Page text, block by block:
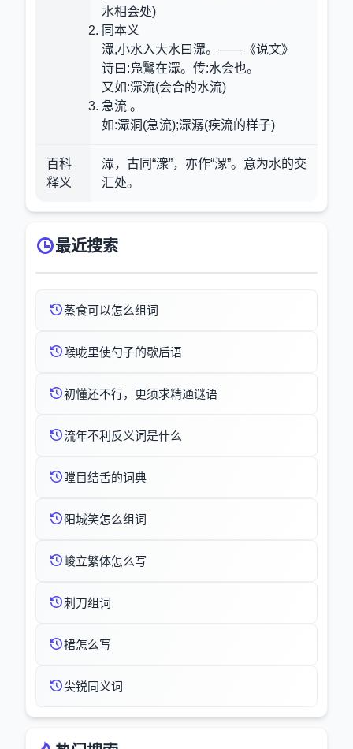
水相会处)
同本义
潀,小水入大水曰潀。——《说文》
诗曰:凫鷖在潀。传:水会也。
又如:潀流(会合的水流)
急流 。
如:潀洞(急流);潀潺(疾流的样子)
百科
释义
潀，古同“潨”，亦作“潈”。意为水的交
汇处。
最近搜索
蒸食可以怎么组词
喉咙里使勺子的歇后语
初懂还不行，更须求精通谜语
流年不利反义词是什么
瞠目结舌的词典
阳城笑怎么组词
峻立繁体怎么写
刺刀组词
捃怎么写
尖锐同义词